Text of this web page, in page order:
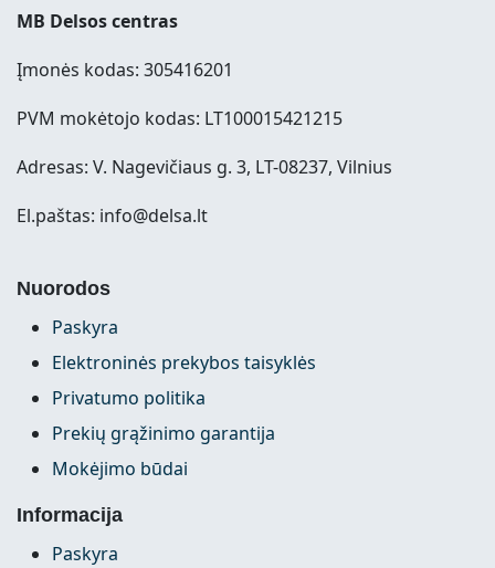
MB Delsos centras
Įmonės kodas: 305416201
PVM mokėtojo kodas: LT100015421215
Adresas: V. Nagevičiaus g. 3, LT-08237, Vilnius
El.paštas: info@delsa.lt
Nuorodos
Paskyra
Elektroninės prekybos taisyklės
Privatumo politika
Prekių grąžinimo garantija
Mokėjimo būdai
Informacija
Paskyra